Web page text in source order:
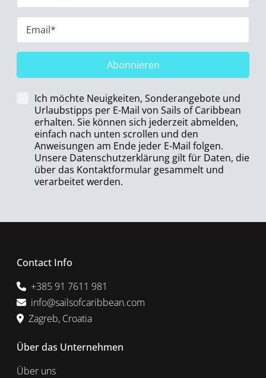
Abonnieren
Ich möchte Neuigkeiten, Sonderangebote und
Urlaubstipps per E-Mail von Sails of Caribbean
erhalten. Sie können sich jederzeit abmelden,
einfach nach unten scrollen und den
Anweisungen am Ende jeder E-Mail folgen.
Unsere Datenschutzerklärung gilt für Daten, die
über das Kontaktformular gesammelt und
verarbeitet werden.
Contact Info
+385 91 7611 981
info@sailsofcaribbean.com
Zagreb, Croatia
Über das Unternehmen
Über uns